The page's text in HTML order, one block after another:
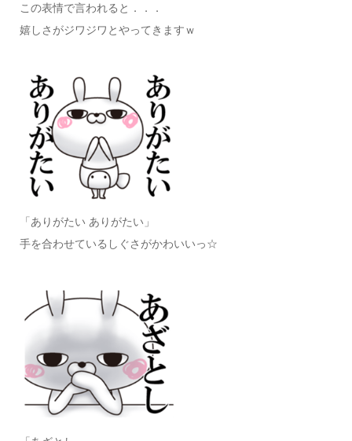
この表情で言われると．．．
嬉しさがジワジワとやってきますｗ
「ありがたい ありがたい」
手を合わせているしぐさがかわいいっ☆